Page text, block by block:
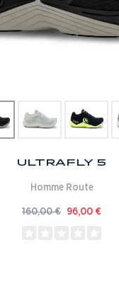
Ultrafly 5
Homme Route
160,00€ 96,00 €